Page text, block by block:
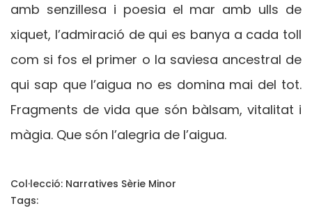
amb senzillesa i poesia el mar amb ulls de
xiquet, l’admiració de qui es banya a cada toll
com si fos el primer o la saviesa ancestral de
qui sap que l’aigua no es domina mai del tot.
Fragments de vida que són bàlsam, vitalitat i
màgia. Que són l’alegria de l’aigua.
Col·lecció: Narratives Sèrie Minor
Tags: